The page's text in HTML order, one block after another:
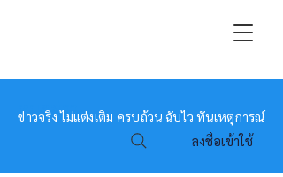
หมอข่าว
ข่าวจริง ไม่แต่งเติม ครบถ้วน ฉับไว ทันเหตุการณ์
ลงชื่อเข้าใช้